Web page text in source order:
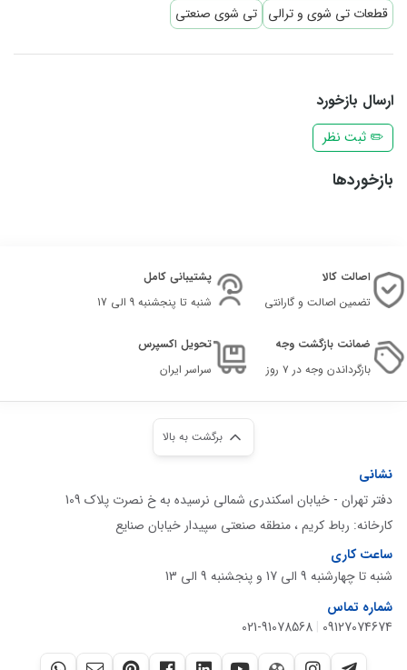
قطعات تی شوی و ترالی تی شوی صنعتی
ارسال بازخورد
✏️ ثبت نظر
بازخوردها
اصالت کالا
تضمین اصالت و گارانتی
پشتیبانی کامل
شنبه تا پنجشنبه 9 الی 17
ضمانت بازگشت وجه
بازگرداندن وجه در ۷ روز
تحویل اکسپرس
سراسر ایران
برگشت به بالا
نشانی
دفتر تهران - خیابان اسکندری شمالی نرسیده به خ نصرت پلاک 109
کارخانه: رباط کریم ، منطقه صنعتی سپیدار خیابان صنایع
ساعت کاری
شنبه تا چهارشنبه 9 الی 17 و پنجشنبه 9 الی 13
شماره تماس
09127074674
|
021-91078568